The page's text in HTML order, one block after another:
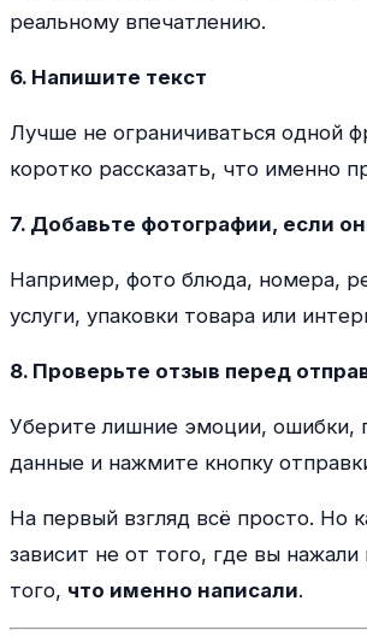
реальному впечатлению.
6. Напишите текст
Лучше не ограничиваться одной
коротко рассказать, что именно
7. Добавьте фотографии, если
Например, фото блюда, номера,
услуги, упаковки товара или
8. Проверьте отзыв перед
Уберите лишние эмоции, ошибки,
данные и нажмите кнопку
На первый взгляд всё просто. Но
зависит не от того, где вы нажали
того, что именно написали.